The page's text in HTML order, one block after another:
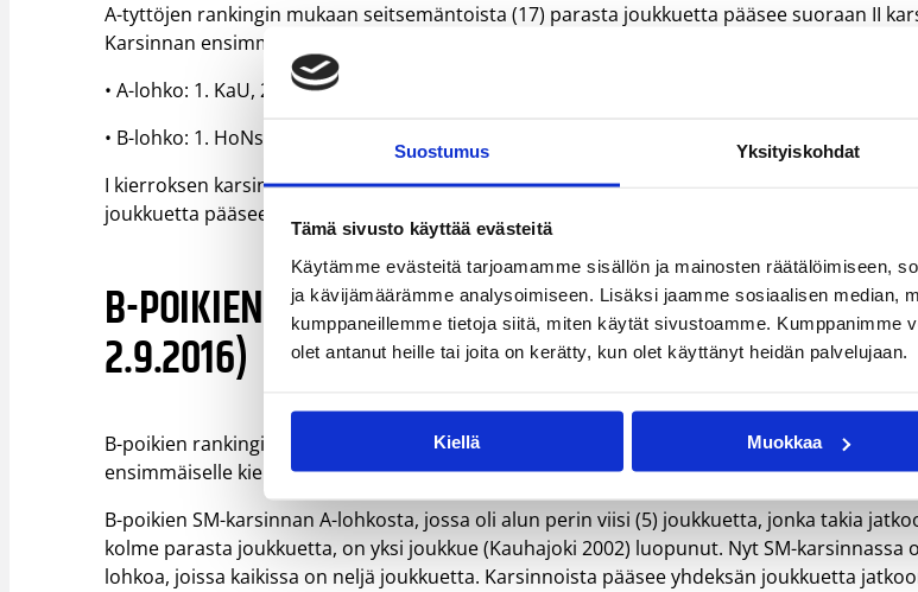
Suostumus Yksityiskohdat
Tämä sivusto käyttää evästeitä
Käytämme evästeitä tarjoamamme sisällön ja mainosten räätälöimiseen,
ja kävijämäärämme analysoimiseen. Lisäksi jaamme sosiaalisen median,
kumppaneillemme tietoja siitä, miten käytät sivustoamme. Kumppanimme
olet antanut heille tai joita on kerätty, kun olet käyttänyt heidän palvelujaan.
Kiellä Muokkaa
A-tyttöjen rankingin mukaan seitsemäntoista (17) parasta joukkuetta pääsee suoraan II
Karsinnan ensimmäiselle kierrokselle osallistuu 10 joukkuetta.
• A-lohko: 1. KaU, 2. Tampereen Pyrintö II, 3. Porvoon Tarmo, 4. Helsingin NMKY, 5. Helmi
• B-lohko: 1. HoNsU, 2. Helmi Capitals, 3. Tikkurila-Seura, 4. SB-Girls II, 5. HNMKY White
I kierroksen karsintalohkossa 1. on turnausjärjestäjä ja 2. varajärjestäjä. Jokaisen lohkon
joukkuetta pääsee jatkoon II karsintakierrokselle, joka pelataan 24.-25.9.2016.
B-POIKIEN I KARSINTAKIERROS 17.-18.9.2016
2.9.2016)
B-poikien rankingin mukaan kuusitoista (16) joukkuetta pääsee suoraan II
ensimmäiselle kierrokselle osallistuu 16 joukkuetta.
B-poikien SM-karsinnan A-lohkosta, jossa oli alun perin viisi (5) joukkuetta, jonka takia
kolme parasta joukkuetta, on yksi joukkue (Kauhajoki 2002) luopunut. Nyt SM-karsinnassa
lohkoa, joissa kaikissa on neljä joukkuetta. Karsinnoista pääsee yhdeksän joukkuetta